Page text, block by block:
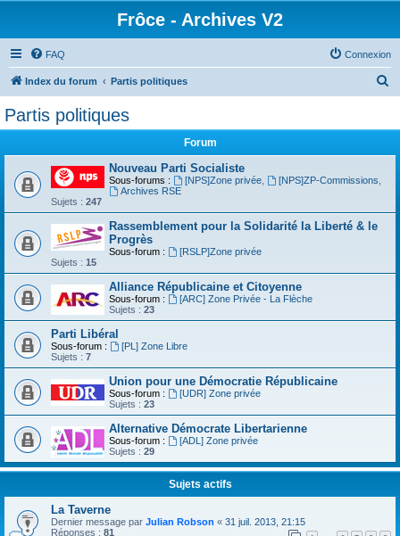
Frôce - Archives V2
FAQ Connexion
Index du forum Partis politiques
r
Partis politiques
Forum
Nouveau Parti Socialiste
Sous-forums : [NPS]Zone privée, [NPS]ZP-Commissions
Archives RSE
Sujets : 247
Rassemblement pour la Solidarité la Liberté & le
Progrès
Sous-forum :
[RSLP]Zone privée
Sujets : 15
Alliance Républicaine et Citoyenne
Sous-forum :
[ARC] Zone Privée - La Flèche
Sujets : 23
Parti Libéral
Sous-forum :
[PL] Zone Libre
Sujets : 7
Union pour une Démocratie Républicaine
Sous-forum :
[UDR] Zone privée
Sujets : 23
Alternative Démocrate Libertarienne
Sous-forum :
[ADL] Zone privée
Sujets : 29
Sujets actifs
La Taverne
Dernier message par Julian Robson « 31 juil. 2013, 21:15
Réponses : 81